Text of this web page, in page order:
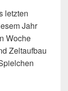
letzten
Jahr
Woche
Zeltaufbau
& Spiele: